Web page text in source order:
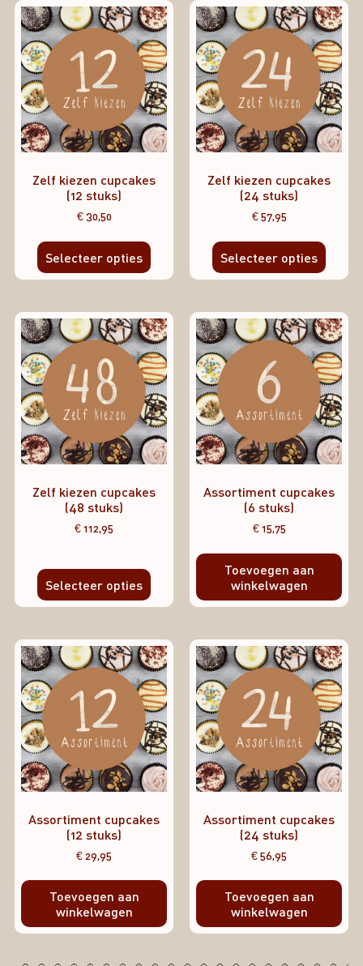
Zelf kiezen cupcakes
(12 stuks)
€30,50
Selecteer opties
Zelf kiezen cupcakes
(24 stuks)
€57,95
Selecteer opties
Zelf kiezen cupcakes
(48 stuks)
€112,95
Selecteer opties
Assortiment cupcakes
(6 stuks)
€15,75
Toevoegen aan
winkelwagen
Assortiment cupcakes
(12 stuks)
€29,95
Toevoegen aan
winkelwagen
Assortiment cupcakes
(24 stuks)
€56,95
Toevoegen aan
winkelwagen